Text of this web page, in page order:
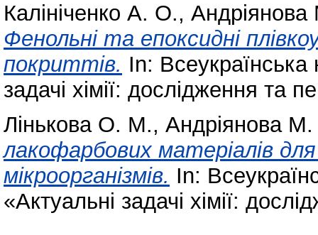
Калініченко А. О.,
Фенольні та епоксидні
покриттів. In: Всеукраїнська
задачі хімії: дослідження та
Лінькова О. М., Андріянова
лакофарбових матеріалів для
мікроорганізмів. In:
«Актуальні задачі хімії: